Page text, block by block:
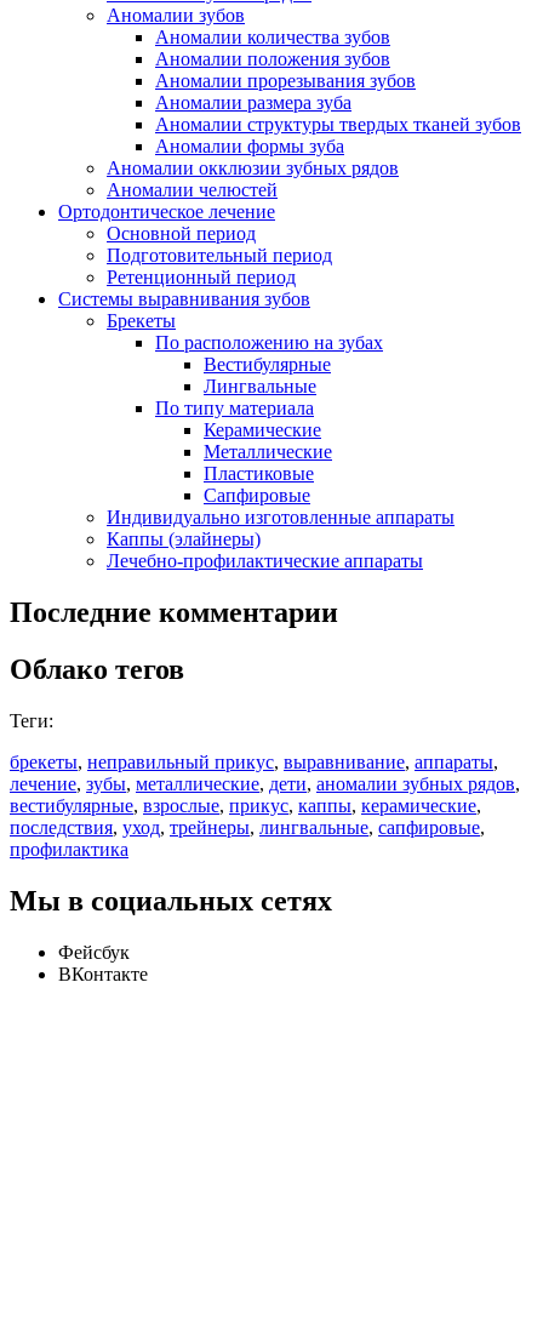
Аномалии зубов
Аномалии количества зубов
Аномалии положения зубов
Аномалии прорезывания зубов
Аномалии размера зуба
Аномалии структуры твердых тканей зубов
Аномалии формы зуба
Аномалии окклюзии зубных рядов
Аномалии челюстей
Ортодонтическое лечение
Основной период
Подготовительный период
Ретенционный период
Системы выравнивания зубов
Брекеты
По расположению на зубах
Вестибулярные
Лингвальные
По типу материала
Керамические
Металлические
Пластиковые
Сапфировые
Индивидуально изготовленные аппараты
Каппы (элайнеры)
Лечебно-профилактические аппараты
Последние комментарии
Облако тегов
Теги:
брекеты, неправильный прикус, выравнивание, аппараты,
лечение, зубы, металлические, дети, аномалии зубных рядов,
вестибулярные, взрослые, прикус, каппы, керамические,
последствия, уход, трейнеры, лингвальные, сапфировые,
профилактика
Мы в социальных сетях
Фейсбук
ВКонтакте